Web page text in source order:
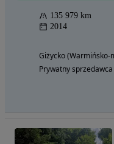
135 979 km
2014
Giżycko (Warmińsko-
Prywatny sprzedawca